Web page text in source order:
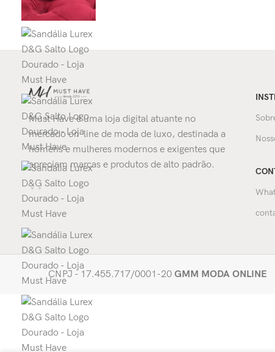
Must Have é uma loja digital atuante no
mercado on-line de moda de luxo, destinada a
homens e mulheres modernos e exigentes que
apreciam marcas e produtos de alto padrão.
CNPJ - 17.455.717/0001-20GMM MODA ONLINE